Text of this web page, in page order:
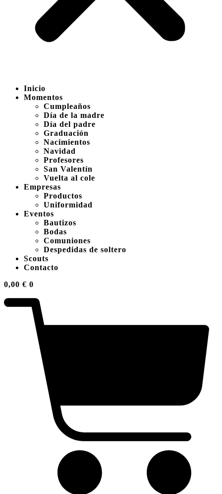
Inicio
Momentos
Cumpleaños
Día de la madre
Día del padre
Graduación
Nacimientos
Navidad
Profesores
San Valentín
Vuelta al cole
Empresas
Productos
Uniformidad
Eventos
Bautizos
Bodas
Comuniones
Despedidas de soltero
Scouts
Contacto
0,00 € 0